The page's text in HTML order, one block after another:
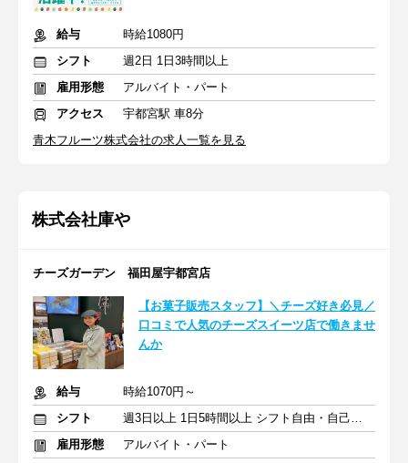
給与
時給1080円
シフト
週2日 1日3時間以上
雇用形態
アルバイト・パート
アクセス
宇都宮駅 車8分
青木フルーツ株式会社の求人一覧を見る
株式会社庫や
チーズガーデン 福田屋宇都宮店
【お菓子販売スタッフ】＼チーズ好き必見／
口コミで人気のチーズスイーツ店で働きませ
んか
給与
時給1070円～
シフト
週3日以上 1日5時間以上 シフト自由・自己申告
雇用形態
アルバイト・パート